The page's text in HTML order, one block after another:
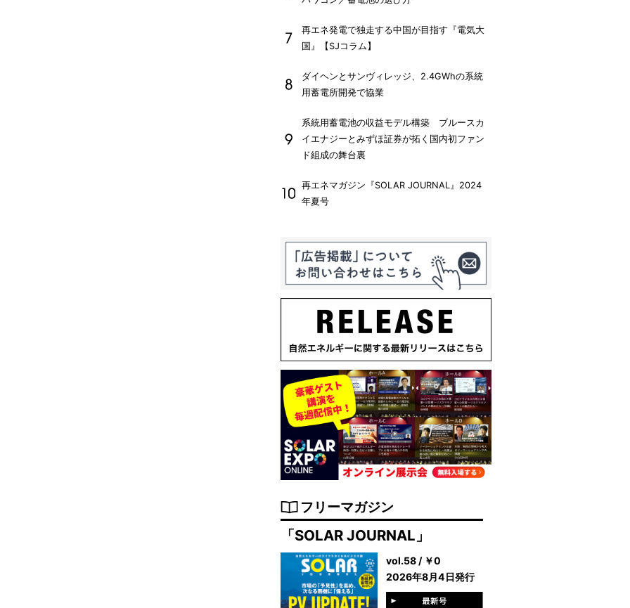
再エネ発電で独走する中国が目指す『電気大
国』【SJコラム】
ダイヘンとサンヴィレッジ、2.4GWhの系統
用蓄電所開発で協業
系統用蓄電池の収益モデル構築 ブルースカ
イエナジーとみずほ証券が拓く国内初ファン
ド組成の舞台裏
再エネマガジン『SOLAR JOURNAL』2024
年夏号
フリーマガジン
「SOLAR JOURNAL」
vol.58 / ￥0
2026年8月4日発行